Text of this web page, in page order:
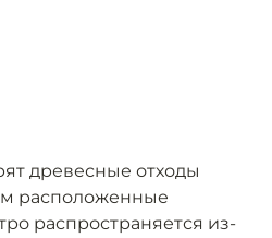
древесные отходы
расположенные
распространяется из-